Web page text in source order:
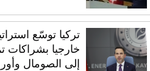
تركيا توسّع
خارجيا بشراكات
إلى الصومال